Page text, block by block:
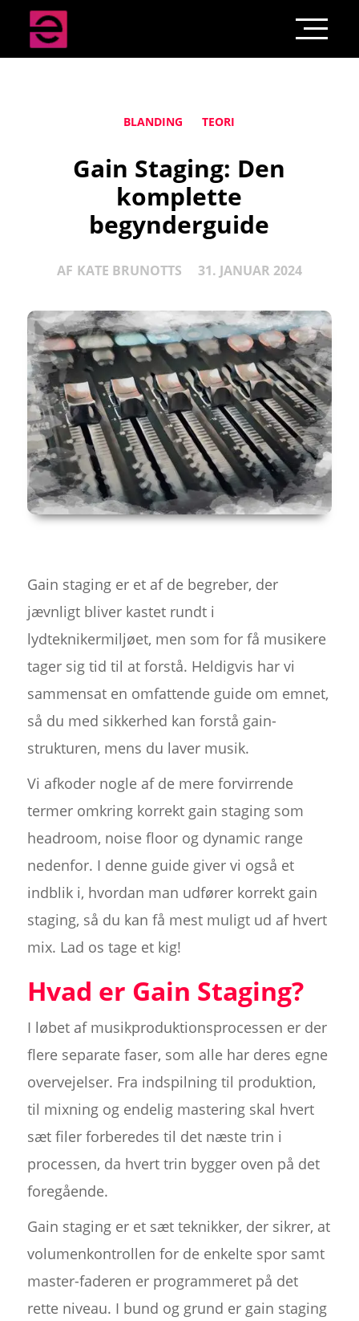
BLANDING TEORI
Gain Staging: Den
komplette
begynderguide
AF KATE BRUNOTTS 31. JANUAR 2024
Gain staging er et af de begreber, der
jævnligt bliver kastet rundt i
lydteknikermiljøet, men som for få musikere
tager sig tid til at forstå. Heldigvis har vi
sammensat en omfattende guide om emnet,
så du med sikkerhed kan forstå gain-
strukturen, mens du laver musik.
Vi afkoder nogle af de mere forvirrende
termer omkring korrekt gain staging som
headroom, noise floor og dynamic range
nedenfor. I denne guide giver vi også et
indblik i, hvordan man udfører korrekt gain
staging, så du kan få mest muligt ud af hvert
mix. Lad os tage et kig!
Hvad er Gain Staging?
I løbet af musikproduktionsprocessen er der
flere separate faser, som alle har deres egne
overvejelser. Fra indspilning til produktion,
til mixning og endelig mastering skal hvert
sæt filer forberedes til det næste trin i
processen, da hvert trin bygger oven på det
foregående.
Gain staging er et sæt teknikker, der sikrer, at
volumenkontrollen for de enkelte spor samt
master-faderen er programmeret på det
rette niveau. I bund og grund er gain staging